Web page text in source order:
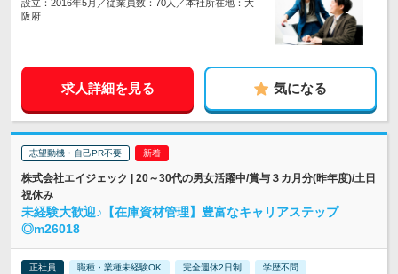
設立：2016年5月／従業員数：70人／本社所在地：大
阪府
求人詳細を見る 気になる
志望動機・自己PR不要
株式会社エイジェック | 20～30代の男女活躍中/賞与３カ月分(昨年度)/土日
祝休み
未経験大歓迎♪【在庫資材管理】豊富なキャリアステップ
◎m26018
正社員 職種・業種未経験OK 完全週休2日制 学歴不問